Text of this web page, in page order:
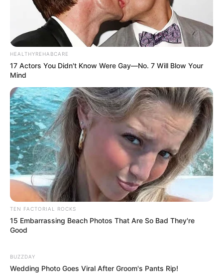
-ad9
O jornalismo do JASB.com.br precisa de você para continuar
marcando ponto na vida das pessoas. Compartilhe as nossas
notícias em suas redes sociais!
HEALTHYREHABCARE
17 Actors You Didn't Know Were Gay—No. 7 Will Blow Your
Mind
TEN FACTORIAL ROCKS
15 Embarrassing Beach Photos That Are So Bad They're
Good
BUZZDAY
Wedding Photo Goes Viral After Groom's Pants Rip!